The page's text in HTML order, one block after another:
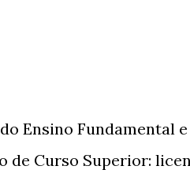
Ensino Fundamental
de Curso Superior: